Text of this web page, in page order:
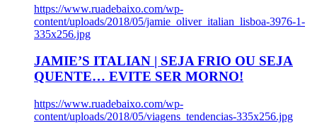
https://www.ruadebaixo.com/wp-
content/uploads/2018/05/jamie_oliver_italian_lisboa-3976-1-
335x256.jpg
JAMIE’S ITALIAN | SEJA FRIO OU SEJA
QUENTE… EVITE SER MORNO!
https://www.ruadebaixo.com/wp-
content/uploads/2018/05/viagens_tendencias-335x256.jpg